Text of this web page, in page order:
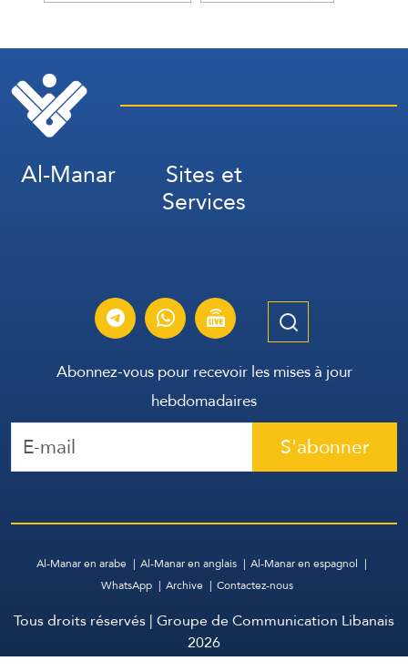
Al-Manar Sites et
Services
Abonnez-vous pour recevoir les mises à jour
hebdomadaires
S'abonner
Al-Manar en arabe Al-Manar en anglais
Al-Manar en espagnol
WhatsApp
Archive Contactez-nous
Tous droits réservés | Groupe de Communication Libanais
2026